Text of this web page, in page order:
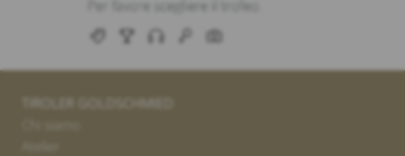
TIROLER GOLDSCHMIED